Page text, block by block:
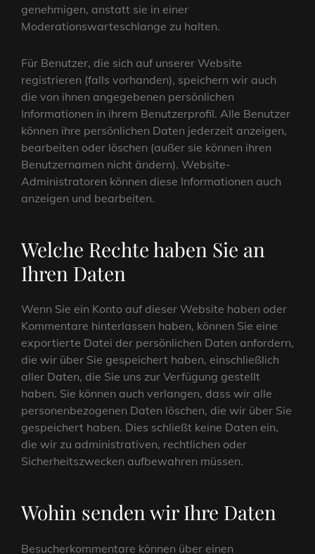
genehmigen, anstatt sie in einer
Moderationswarteschlange zu halten.
Für Benutzer, die sich auf unserer Website
registrieren (falls vorhanden), speichern wir auch
die von ihnen angegebenen persönlichen
Informationen in ihrem Benutzerprofil. Alle Benutzer
können ihre persönlichen Daten jederzeit anzeigen,
bearbeiten oder löschen (außer sie können ihren
Benutzernamen nicht ändern). Website-
Administratoren können diese Informationen auch
anzeigen und bearbeiten.
Welche Rechte haben Sie an
Ihren Daten
Wenn Sie ein Konto auf dieser Website haben oder
Kommentare hinterlassen haben, können Sie eine
exportierte Datei der persönlichen Daten anfordern,
die wir über Sie gespeichert haben, einschließlich
aller Daten, die Sie uns zur Verfügung gestellt
haben. Sie können auch verlangen, dass wir alle
personenbezogenen Daten löschen, die wir über Sie
gespeichert haben. Dies schließt keine Daten ein,
die wir zu administrativen, rechtlichen oder
Sicherheitszwecken aufbewahren müssen.
Wohin senden wir Ihre Daten
Besucherkommentare können über einen